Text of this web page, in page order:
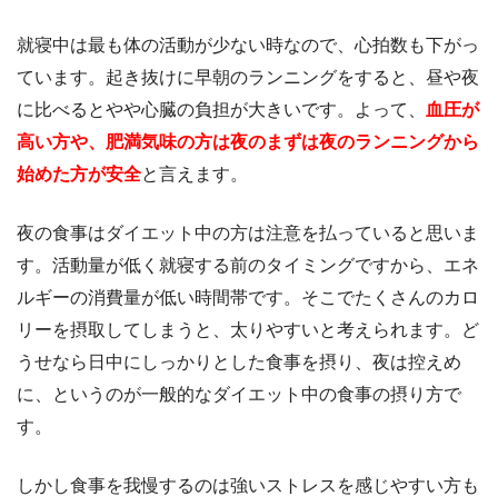
就寝中は最も体の活動が少ない時なので、心拍数も下がっ
ています。起き抜けに早朝のランニングをすると、昼や夜
に比べるとやや心臓の負担が大きいです。よって、
血圧が
高い方や、肥満気味の方は夜のまずは夜のランニングから
始めた方が安全と言えます。
夜の食事はダイエット中の方は注意を払っていると思いま
す。活動量が低く就寝する前のタイミングですから、エネ
ルギーの消費量が低い時間帯です。そこでたくさんのカロ
リーを摂取してしまうと、太りやすいと考えられます。ど
うせなら日中にしっかりとした食事を摂り、夜は控えめ
に、というのが一般的なダイエット中の食事の摂り方で
す。
しかし食事を我慢するのは強いストレスを感じやすい方も